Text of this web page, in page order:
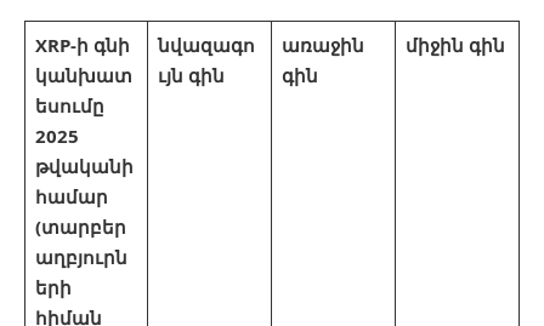
XRP-ի գնի
կանխատ
եսումը
2025
թվականի
համար
(տարբեր
աղբյուրն
երի
հիման
նվազագո
ւյն գին
առաջին
գին
միջին գին